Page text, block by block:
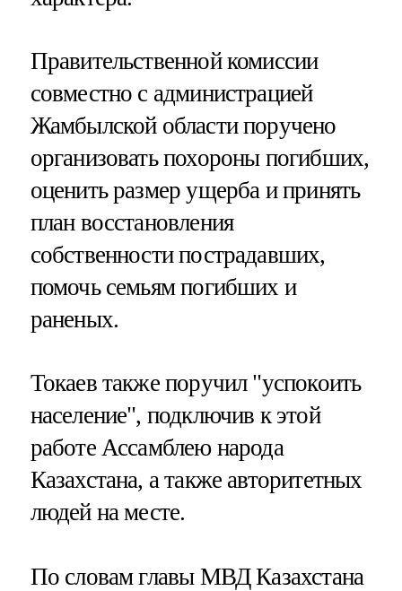
Правительственной комиссии
совместно с администрацией
Жамбылской области поручено
организовать похороны погибших,
оценить размер ущерба и принять
план восстановления
собственности пострадавших,
помочь семьям погибших и
раненых.
Токаев также поручил "успокоить
население", подключив к этой
работе Ассамблею народа
Казахстана, а также авторитетных
людей на месте.
По словам главы МВД Казахстана